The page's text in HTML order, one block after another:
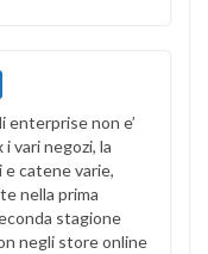
enterprise non e’
vari negozi, la
e catene varie,
nella prima
stagione
negli store online